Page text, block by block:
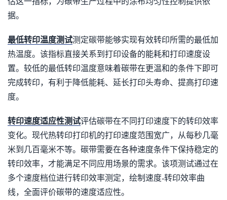
据。
最低转印温度测试测定碳带能够实现有效转印所需的最低加
热温度。该指标直接关系到打印设备的能耗和打印速度设
置。较低的最低转印温度意味着碳带在更温和的条件下即可
完成转印，有利于降低能耗、延长打印头寿命、提高打印速
度。
转印速度适应性测试评估碳带在不同打印速度下的转印效率
变化。现代热转印打印机的打印速度范围宽广，从每秒几毫
米到几百毫米不等。碳带需要在各种速度条件下保持稳定的
转印效率，才能满足不同应用场景的需求。该项测试通过在
多个速度档位进行转印效率测定，绘制速度-转印效率曲
线，全面评价碳带的速度适应性。